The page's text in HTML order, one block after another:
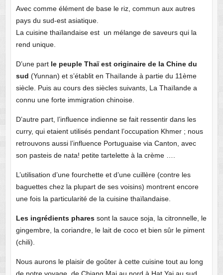
Avec comme élément de base le riz, commun aux autres
pays du sud-est asiatique.
La cuisine thaïlandaise est un mélange de saveurs qui la
rend unique.
D’une part le peuple Thaï est originaire de la Chine du
sud (Yunnan) et s’établit en Thaïlande à partie du 11ème
siècle. Puis au cours des siècles suivants, La Thaïlande a
connu une forte immigration chinoise.
D’autre part, l’influence indienne se fait ressentir dans les
curry, qui etaient utilisés pendant l’occupation Khmer ; nous
retrouvons aussi l’influence Portuguaise via Canton, avec
son pasteis de nata! petite tartelette à la crème ….
L’utilisation d’une fourchette et d’une cuillère (contre les
baguettes chez la plupart de ses voisins) montrent encore
une fois la particularité de la cuisine thaïlandaise.
Les ingrédients pharessont la sauce soja, la citronnelle, le
gingembre, la coriandre, le lait de coco et bien sûr le piment
(chili).
Nous aurons le plaisir de goûter à cette cuisine tout au long